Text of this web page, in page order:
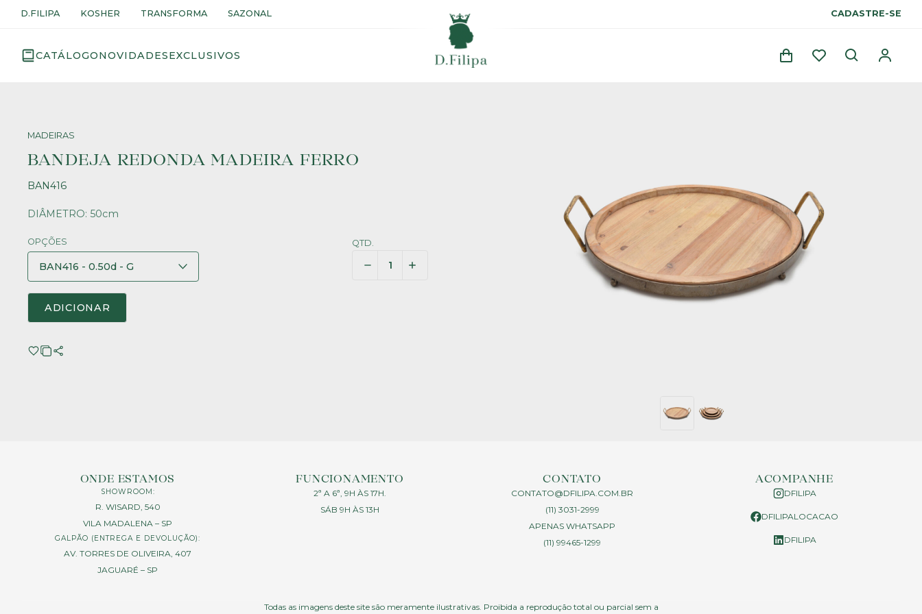
D.FILIPA KOSHER TRANSFORMA SAZONAL CADASTRE-SE
CATÁLOGONOVIDADESEXCLUSIVOS
MADEIRAS
BANDEJA REDONDA MADEIRA FERRO
BAN416
DIÂMETRO: 50cm
OPÇÕES QTD.
ADICIONAR
ONDE ESTAMOS
SHOWROOM:
R. WISARD, 540
VILA MADALENA – SP
GALPÃO (ENTREGA E DEVOLUÇÃO):
AV. TORRES DE OLIVEIRA, 407
JAGUARÉ – SP
FUNCIONAMENTO
2ª A 6ª, 9H ÀS 17H.
SÁB 9H ÀS 13H
CONTATO
CONTATO@DFILIPA.COM.BR
(11) 3031-2999
APENAS WHATSAPP
(11) 99465-1299
ACOMPANHE
DFILIPA
DFILIPALOCACAO
DFILIPA
Todas as imagens deste site são meramente ilustrativas. Proibida a reprodução total ou parcial sem a